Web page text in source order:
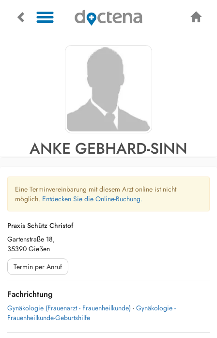
ANKE GEBHARD-SINN
Eine Terminvereinbarung mit diesem Arzt online ist nicht
möglich. Entdecken Sie die Online-Buchung.
Praxis Schütz Christof
Gartenstraße 18,
35390 Gießen
Termin per Anruf
Fachrichtung
Gynäkologie (Frauenarzt - Frauenheilkunde) - Gynäkologie -
Frauenheilkunde-Geburtshilfe